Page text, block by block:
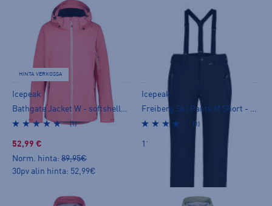
HINTA VERKOSSA
Icepeak
Bathgate Jacket W - softshelltakki
(1)
52,99 €
Norm. hinta: 89,95€
30pv alin hinta: 52,99€
Icepeak
Freiberg Ski Pants M Short - toppahousut
(1)
119,00 €